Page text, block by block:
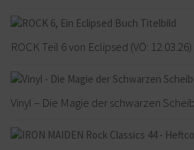
ROCK Teil 6 von Eclipsed (VÖ: 12.03.26)
Vinyl – Die Magie der schwarzen